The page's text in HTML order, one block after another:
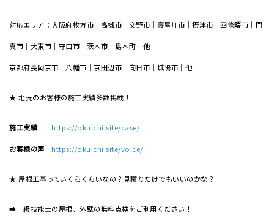
対応エリア：大阪府枚方市｜高槻市｜交野市｜寝屋川市｜摂津市｜四條畷市｜門
真市｜大東市｜守口市｜茨木市｜島本町｜他
京都府長岡京市｜八幡市｜京田辺市｜向日市｜城陽市｜他
★ 地元のお客様の施工実績多数掲載！
施工実績 https://okuichi.site/case/
お客様の声 https://okuichi.site/voice/
★ 屋根工事っていくらくらいなの？見積りだけでもいいのかな？
➡一級技能士の屋根、外壁の無料点検をご利用ください！